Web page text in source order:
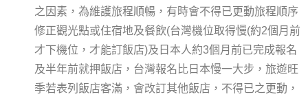
之因素，為維護旅程順暢，有時會不得已更動旅程順序
修正觀光點或住宿地及餐飲(台灣機位取得慢(約2個月前
才下機位，才能訂飯店)及日本人約3個月前已完成報名
及半年前就押飯店，台灣報名比日本慢一大步，旅遊旺
季若表列飯店客滿，會改訂其他飯店，不得已之更動，